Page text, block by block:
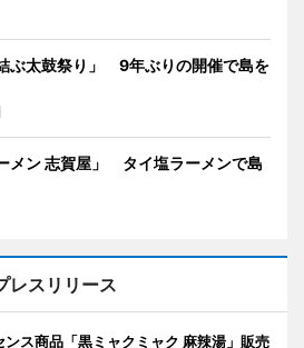
ぶ太鼓祭り」 9年ぶりの開催で島を
メン 志賀屋」 タイ塩ラーメンで島
レスリリース
ス商品「黒ミャクミャク 麻辣湯」販売